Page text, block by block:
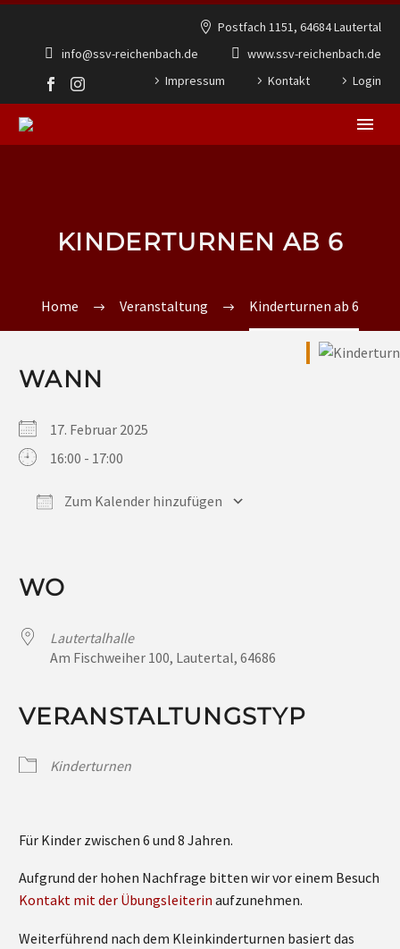
Postfach 1151, 64684 Lautertal
info@ssv-reichenbach.de
www.ssv-reichenbach.de
Impressum
Kontakt Login
KINDERTURNEN AB 6
Home Veranstaltung Kinderturnen ab 6
WANN
17. Februar 2025
16:00 - 17:00
Zum Kalender hinzufügen
WO
Lautertalhalle
Am Fischweiher 100, Lautertal, 64686
VERANSTALTUNGSTYP
Kinderturnen
Für Kinder zwischen 6 und 8 Jahren.
Aufgrund der hohen Nachfrage bitten wir vor einem Besuch
Kontakt mit der Übungsleiterin aufzunehmen.
Weiterführend nach dem Kleinkinderturnen basiert das